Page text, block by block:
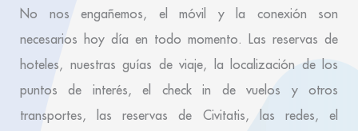
No nos engañemos, el móvil y la conexión son
necesarios hoy día en todo momento. Las reservas de
hoteles, nuestras guías de viaje, la localización de los
puntos de interés, el check in de vuelos y otros
transportes, las reservas de Civitatis, las redes, el